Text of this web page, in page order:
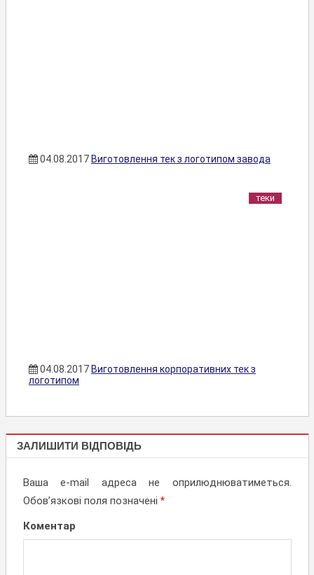
04.08.2017 Виготовлення тек з логотипом завода
теки
04.08.2017 Виготовлення корпоративних тек з
логотипом
ТЕКИ
ЗАЛИШИТИ ВІДПОВІДЬ
Ваша e-mail адреса не оприлюднюватиметься.
Обов’язкові поля позначені *
Коментар